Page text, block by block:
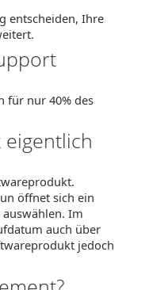
entscheiden, Ihre
für nur 40% des
öffnet sich ein
auswählen. Im
auch über
jedoch